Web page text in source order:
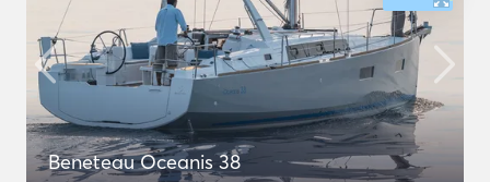
Beneteau Oceanis 38